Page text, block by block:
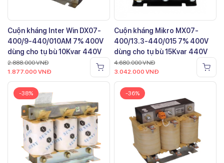
Cuộn kháng Inter Win DX07-
400/9-440/010AM 7% 400V
dùng cho tụ bù 10Kvar 440V
2.888.000VNĐ
1.877.000 VNĐ
Cuộn kháng Mikro MX07-
400/13.3-440/015 7% 400V
dùng cho tụ bù 15Kvar 440V
4.680.000VNĐ
3.042.000 VNĐ
-38% -36%